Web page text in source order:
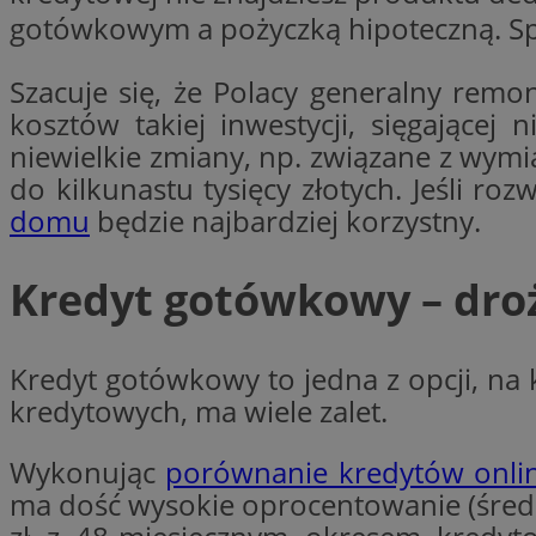
gotówkowym a pożyczką hipoteczną.
Szacuje się, że Polacy generalny
kosztów takiej inwestycji, sięgającej
niewielkie zmiany, np. związane z
do kilkunastu tysięcy złotych. Jeśli
domu będzie najbardziej korzystny.
Kredyt gotówkowy –
Kredyt gotówkowy to jedna z opcji,
kredytowych, ma wiele zalet.
Wykonując porównanie kredytów
ma dość wysokie oprocentowanie
_clck
FCCDCF
OAID
__gads
MUID
ANONCHK
test_cookie
MR
Nazwa
__Secure-YNID